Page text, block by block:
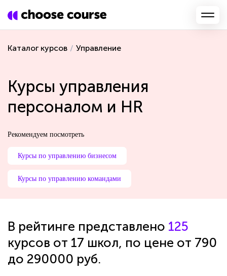
Каталог курсов / Управление
Курсы управления
персоналом и HR
Рекомендуем посмотреть
Курсы по управлению бизнесом
Курсы по управлению командами
В рейтинге представлено 125
курсов от 17 школ, по цене от 790
до 290000 руб.